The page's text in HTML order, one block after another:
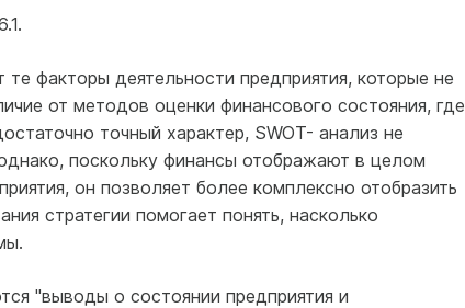
те факторы деятельности предприятия, которые не
от методов оценки финансового состояния, где
точный характер, SWOT- анализ не
поскольку финансы отображают в целом
он позволяет более комплексно отобразить
стратегии помогает понять, насколько
"выводы о состоянии предприятия и